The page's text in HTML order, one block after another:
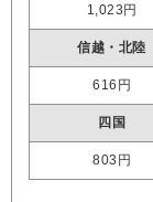
1,023円
信越・北陸
616円
四国
803円